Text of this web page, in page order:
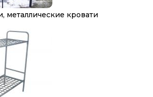
металлические кровати